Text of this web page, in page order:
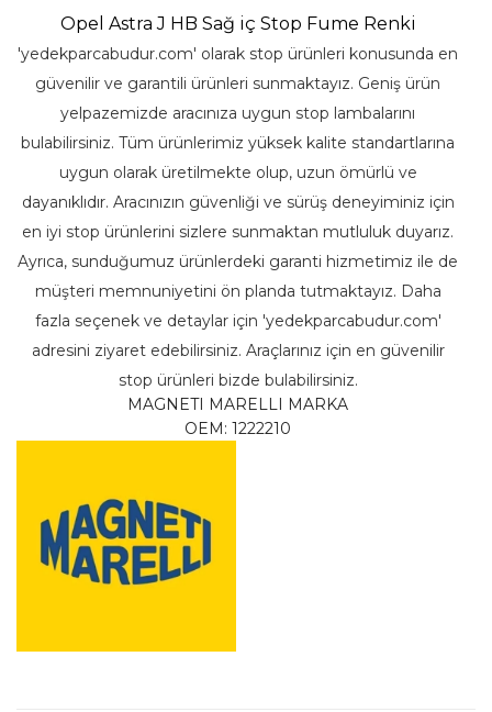
Opel Astra J HB Sağ iç Stop Fume Renki
'yedekparcabudur.com' olarak stop ürünleri konusunda en
güvenilir ve garantili ürünleri sunmaktayız. Geniş ürün
yelpazemizde aracınıza uygun stop lambalarını
bulabilirsiniz. Tüm ürünlerimiz yüksek kalite standartlarına
uygun olarak üretilmekte olup, uzun ömürlü ve
dayanıklıdır. Aracınızın güvenliği ve sürüş deneyiminiz için
en iyi stop ürünlerini sizlere sunmaktan mutluluk duyarız.
Ayrıca, sunduğumuz ürünlerdeki garanti hizmetimiz ile de
müşteri memnuniyetini ön planda tutmaktayız. Daha
fazla seçenek ve detaylar için 'yedekparcabudur.com'
adresini ziyaret edebilirsiniz. Araçlarınız için en güvenilir
stop ürünleri bizde bulabilirsiniz.
MAGNETI MARELLI MARKA
OEM: 1222210